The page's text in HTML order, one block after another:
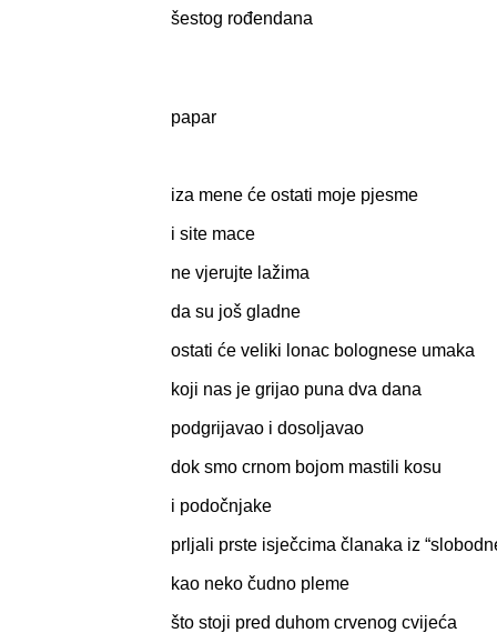
šestog rođendana
papar
iza mene će ostati moje pjesme
i site mace
ne vjerujte lažima
da su još gladne
ostati će veliki lonac bolognese umaka
koji nas je grijao puna dva dana
podgrijavao i dosoljavao
dok smo crnom bojom mastili kosu
i podočnjake
prljali prste isječcima članaka iz
kao neko čudno pleme
što stoji pred duhom crvenog cvijeća